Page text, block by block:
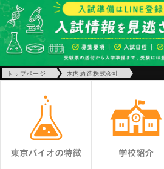
トップページ 木内酒造株式会社